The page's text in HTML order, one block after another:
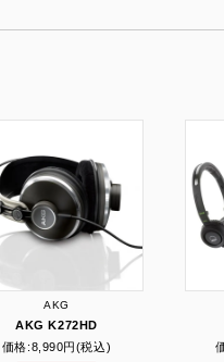
AKG
AKG K272HD
価格:8,990円(税込)